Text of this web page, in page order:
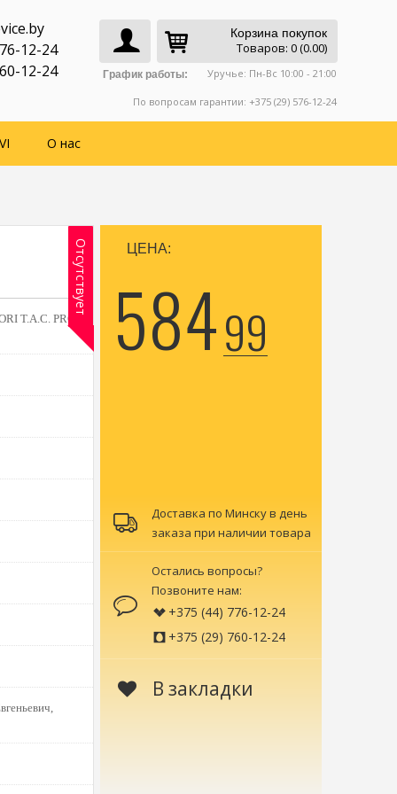
Корзина покупок
Товаров: 0 (0.00)
График работы: Уручье: Пн-Вс 10:00 - 21:00
По вопросам гарантии: +375 (29) 576-12-24
12-24
12-24
О нас
T.A.C. PRO
Отсутствует ЦЕНА:
58499
Доставка по Минску в день
заказа при наличии товара
Остались вопросы?
Позвоните нам:
+375 (44) 776-12-24
+375 (29) 760-12-24
В закладки